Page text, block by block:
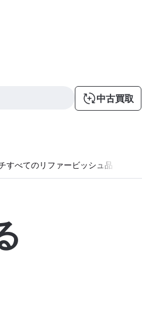
中古買取
すべてのリファービッシュ品